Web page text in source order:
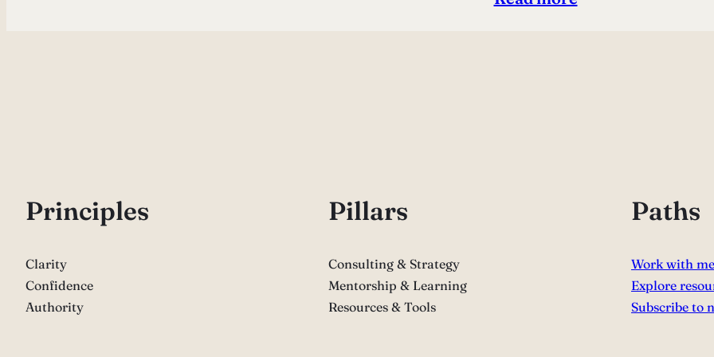
Principles
Clarity
Confidence
Authority
Pillars
Consulting & Strategy
Mentorship & Learning
Resources & Tools
Paths
Work with me
Explore
Subscribe to